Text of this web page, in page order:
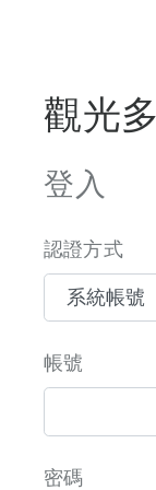
觀光
登入
認證方式
帳號
密碼